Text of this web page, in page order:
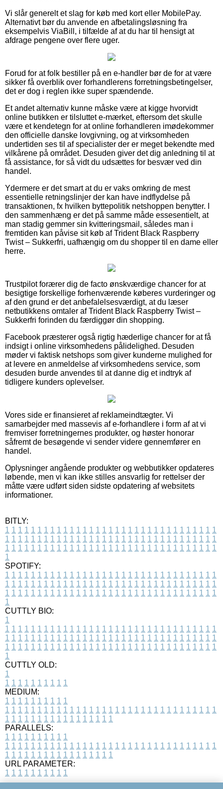
Vi slår generelt et slag for køb med kort eller MobilePay.
Alternativt bør du anvende en afbetalingsløsning fra
eksempelvis ViaBill, i tilfælde af at du har til hensigt at
afdrage pengene over flere uger.
Forud for at folk bestiller på en e-handler bør de for at være
sikker få overblik over forhandlerens forretningsbetingelser,
det er dog i reglen ikke super spændende.
Et andet alternativ kunne måske være at kigge hvorvidt
online butikken er tilsluttet e-mærket, eftersom det skulle
være et kendetegn for at online forhandleren imødekommer
den officielle danske lovgivning, og at virksomheden
undertiden ses til af specialister der er meget bekendte med
vilkårene på området. Desuden giver det dig anledning til at
få assistance, for så vidt du udsættes for besvær ved din
handel.
Ydermere er det smart at du er vaks omkring de mest
essentielle retningslinjer der kan have indflydelse på
transaktionen, fx hvilken byttepolitik netshoppen benytter. I
den sammenhæng er det på samme måde essesentielt, at
man stadig gemmer sin kvitteringsmail, således man i
fremtiden kan påvise sit køb af Trident Black Raspberry
Twist – Sukkerfri, uafhængig om du shopper til en dame eller
herre.
Trustpilot forærer dig de facto ønskværdige chancer for at
besigtige forskellige forhenværende køberes vurderinger og
af den grund er det anbefalelsesværdigt, at du læser
netbutikkens omtaler af Trident Black Raspberry Twist –
Sukkerfri forinden du færdiggør din shopping.
Facebook præsterer også rigtig hæderlige chancer for at få
indsigt i online virksomhedens pålidelighed. Desuden
møder vi faktisk netshops som giver kunderne mulighed for
at levere en anmeldelse af virksomhedens service, som
desuden burde anvendes til at danne dig et indtryk af
tidligere kunders oplevelser.
Vores side er finansieret af reklameindtægter. Vi
samarbejder med massevis af e-forhandlere i form af at vi
fremviser forretningernes produkter, og høster honorar
såfremt de besøgende vi sender videre gennemfører en
handel.
Oplysninger angående produkter og webbutikker opdateres
løbende, men vi kan ikke stilles ansvarlig for rettelser der
måtte være udført siden sidste opdatering af websitets
informationer.
BITLY:
1 1 1 1 1 1 1 1 1 1 1 1 1 1 1 1 1 1 1 1 1 1 1 1 1 1 1 1 1 1 1 1 1
1 1 1 1 1 1 1 1 1 1 1 1 1 1 1 1 1 1 1 1 1 1 1 1 1 1 1 1 1 1 1 1 1
1 1 1 1 1 1 1 1 1 1 1 1 1 1 1 1 1 1 1 1 1 1 1 1 1 1 1 1 1 1 1 1 1
1
SPOTIFY:
1 1 1 1 1 1 1 1 1 1 1 1 1 1 1 1 1 1 1 1 1 1 1 1 1 1 1 1 1 1 1 1 1
1 1 1 1 1 1 1 1 1 1 1 1 1 1 1 1 1 1 1 1 1 1 1 1 1 1 1 1 1 1 1 1 1
1 1 1 1 1 1 1 1 1 1 1 1 1 1 1 1 1 1 1 1 1 1 1 1 1 1 1 1 1 1 1 1 1
1
CUTTLY BIO:
1
1 1 1 1 1 1 1 1 1 1 1 1 1 1 1 1 1 1 1 1 1 1 1 1 1 1 1 1 1 1 1 1 1
1 1 1 1 1 1 1 1 1 1 1 1 1 1 1 1 1 1 1 1 1 1 1 1 1 1 1 1 1 1 1 1 1
1 1 1 1 1 1 1 1 1 1 1 1 1 1 1 1 1 1 1 1 1 1 1 1 1 1 1 1 1 1 1 1 1
1
CUTTLY OLD:
1
1 1 1 1 1 1 1 1 1 1
MEDIUM:
1 1 1 1 1 1 1 1 1 1
1 1 1 1 1 1 1 1 1 1 1 1 1 1 1 1 1 1 1 1 1 1 1 1 1 1 1 1 1 1 1 1 1
1 1 1 1 1 1 1 1 1 1 1 1 1 1 1 1 1
PARALLELS:
1 1 1 1 1 1 1 1 1 1
1 1 1 1 1 1 1 1 1 1 1 1 1 1 1 1 1 1 1 1 1 1 1 1 1 1 1 1 1 1 1 1 1
1 1 1 1 1 1 1 1 1 1 1 1 1 1 1 1 1
URL PARAMETER:
1 1 1 1 1 1 1 1 1 1